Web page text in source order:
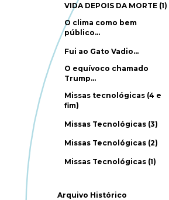
VIDA DEPOIS DA MORTE (1)
O clima como bem
público…
Fui ao Gato Vadio…
O equívoco chamado
Trump…
Missas tecnológicas (4 e
fim)
Missas Tecnológicas (3)
Missas Tecnológicas (2)
Missas Tecnológicas (1)
Arquivo Histórico